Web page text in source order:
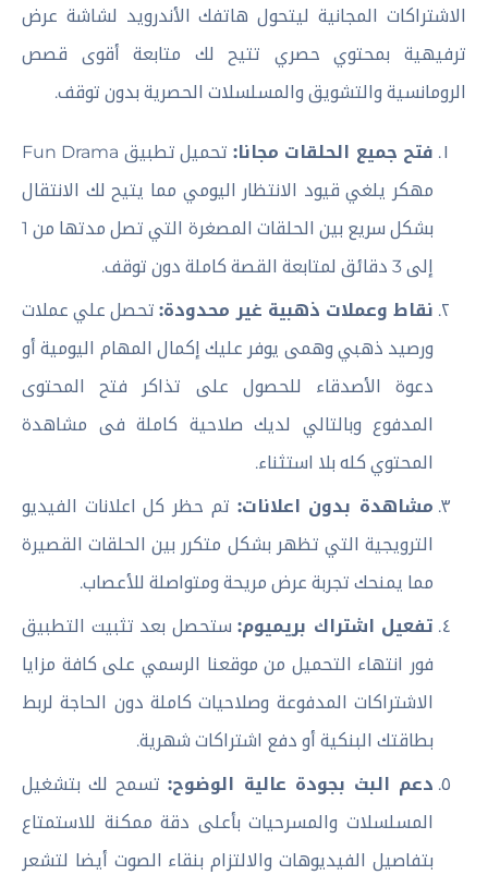
الاشتراكات المجانية ليتحول هاتفك الأندرويد لشاشة عرض
ترفيهية بمحتوي حصري تتيح لك متابعة أقوى قصص
الرومانسية والتشويق والمسلسلات الحصرية بدون توقف.
فتح جميع الحلقات مجانا:
تحميل تطبيق Fun Drama
مهكر يلغي قيود الانتظار اليومي مما يتيح لك الانتقال
بشكل سريع بين الحلقات المصغرة التي تصل مدتها من 1
إلى 3 دقائق لمتابعة القصة كاملة دون توقف.
نقاط وعملات ذهبية غير محدودة:تحصل علي عملات
ورصيد ذهبي وهمى يوفر عليك إكمال المهام اليومية أو
دعوة الأصدقاء للحصول على تذاكر فتح المحتوى
المدفوع وبالتالي لديك صلاحية كاملة فى مشاهدة
المحتوي كله بلا استثناء.
مشاهدة بدون اعلانات: تم حظر كل اعلانات الفيديو
الترويجية التي تظهر بشكل متكرر بين الحلقات القصيرة
مما يمنحك تجربة عرض مريحة ومتواصلة للأعصاب.
تفعيل اشتراك بريميوم: ستحصل بعد تثبيت التطبيق
فور انتهاء التحميل من موقعنا الرسمي على كافة مزايا
الاشتراكات المدفوعة وصلاحيات كاملة دون الحاجة لربط
بطاقتك البنكية أو دفع اشتراكات شهرية.
دعم البث بجودة عالية الوضوح:تسمح لك بتشغيل
المسلسلات والمسرحيات بأعلى دقة ممكنة للاستمتاع
بتفاصيل الفيديوهات والالتزام بنقاء الصوت أيضا لتشعر